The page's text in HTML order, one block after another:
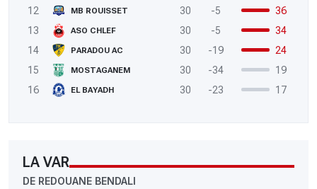
12
MB ROUISSET 30 -5
36
13
ASO CHLEF 30 -5
34
14
PARADOU AC 30 -19
24
15
MOSTAGANEM 30 -34
19
16
EL BAYADH 30 -23 17
LA VAR
DE REDOUANE BENDALI